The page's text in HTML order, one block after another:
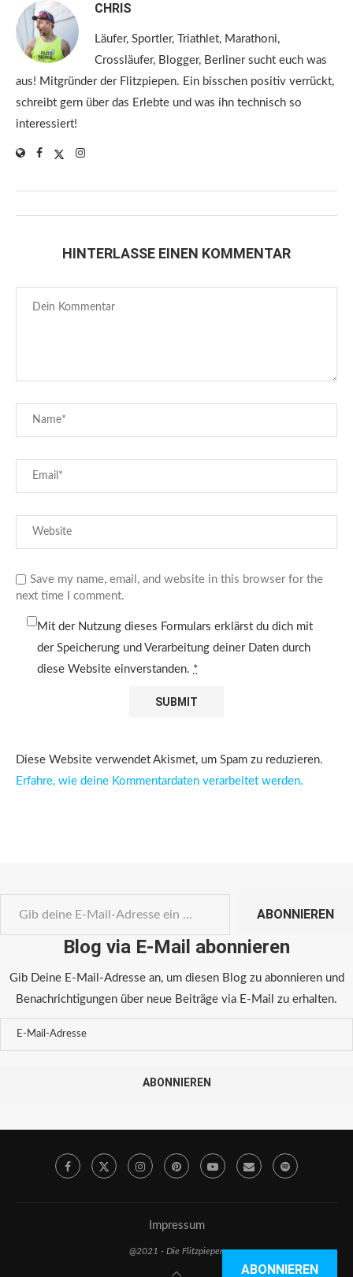
CHRIS
Läufer, Sportler, Triathlet, Marathoni,
Crossläufer, Blogger, Berliner sucht euch was
aus! Mitgründer der Flitzpiepen. Ein bisschen positiv verrückt,
schreibt gern über das Erlebte und was ihn technisch so
interessiert!
HINTERLASSE EINEN KOMMENTAR
Save my name, email, and website in this browser for the
next time I comment.
Mit der Nutzung dieses Formulars erklärst du dich mit
der Speicherung und Verarbeitung deiner Daten durch
diese Website einverstanden. *
Diese Website verwendet Akismet, um Spam zu reduzieren.
Erfahre, wie deine Kommentardaten verarbeitet werden.
ABONNIEREN
Blog via E-Mail abonnieren
Gib Deine E-Mail-Adresse an, um diesen Blog zu abonnieren und
Benachrichtigungen über neue Beiträge via E-Mail zu erhalten.
ABONNIEREN
Impressum
@2021 - Die Flitzpiepen
ABONNIEREN